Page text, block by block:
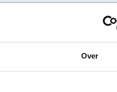
Over